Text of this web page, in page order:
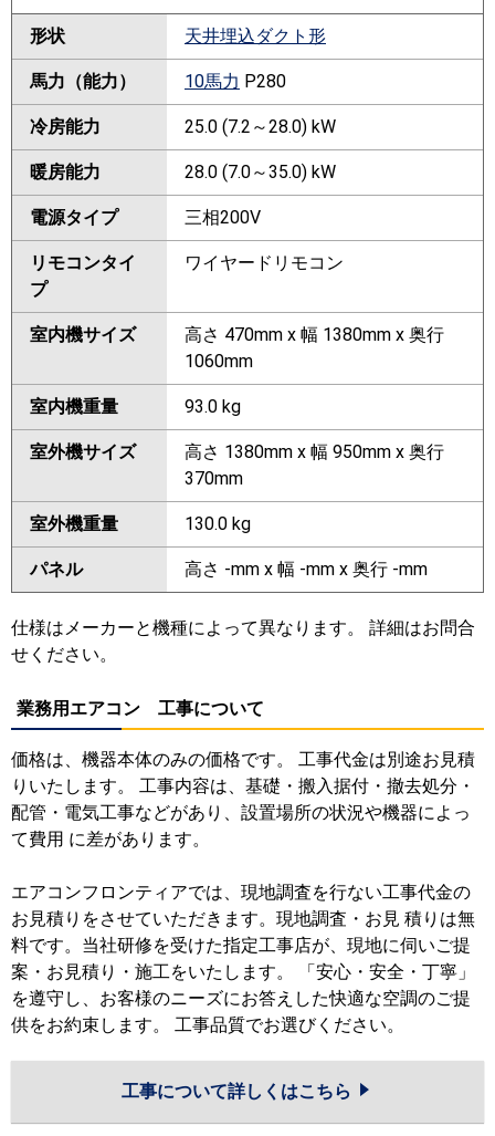
形状 天井埋込ダクト形
馬力（能力） 10馬力 P280
冷房能力 25.0 (7.2～28.0) kW
暖房能力 28.0 (7.0～35.0) kW
電源タイプ 三相200V
リモコンタイ
プ
ワイヤードリモコン
室内機サイズ
高さ 470mm x 幅 1380mm x 奥行
1060mm
室内機重量 93.0 kg
室外機サイズ
高さ 1380mm x 幅 950mm x 奥行
370mm
室外機重量 130.0 kg
パネル 高さ -mm x 幅 -mm x 奥行 -mm
仕様はメーカーと機種によって異なります。 詳細はお問合
せください。
業務用エアコン 工事について
価格は、機器本体のみの価格です。 工事代金は別途お見積
りいたします。 工事内容は、基礎・搬入据付・撤去処分・
配管・電気工事などがあり、設置場所の状況や機器によっ
て費用 に差があります。
エアコンフロンティアでは、現地調査を行ない工事代金の
お見積りをさせていただきます。現地調査・お見 積りは無
料です。当社研修を受けた指定工事店が、現地に伺いご提
案・お見積り・施工をいたします。 「安心・安全・丁寧」
を遵守し、お客様のニーズにお答えした快適な空調のご提
供をお約束します。 工事品質でお選びください。
工事について詳しくはこちら